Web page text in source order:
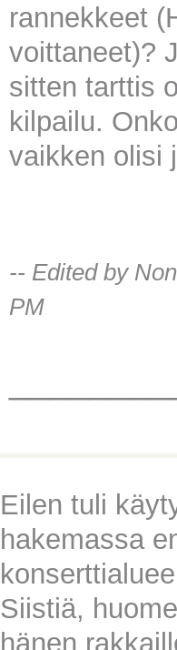
rannekkeet
voittaneet)?
sitten tarttis
kilpailu.
vaikken olisi
-- Edited by
PM
Eilen tuli
hakemassa
Siistiä,
hänen